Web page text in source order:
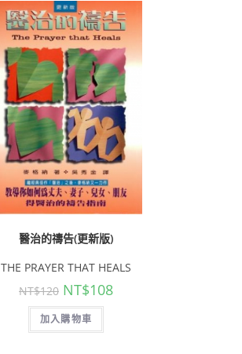
醫治的禱告(更新版)
THE PRAYER THAT HEALS
NT$120 NT$108
加入購物車